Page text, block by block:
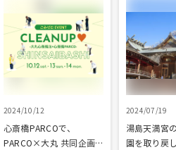
2024/10/12
心斎橋PARCOで、
PARCO×大丸 共同企画
2024/07/19
湯島天満宮
園を取り戻